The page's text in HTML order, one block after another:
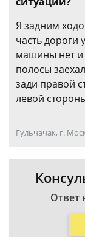
Я задним
часть дороги
машины нет и
полосы
зади правой
левой
Гульчачак, г.
Ответ